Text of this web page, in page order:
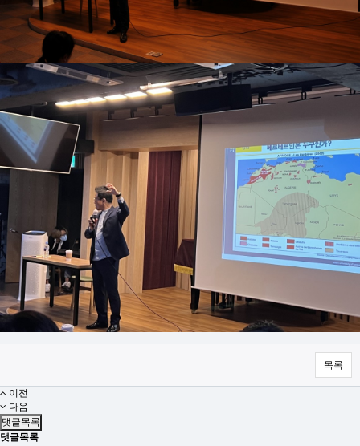
목록
이전
다음
댓글목록
댓글목록